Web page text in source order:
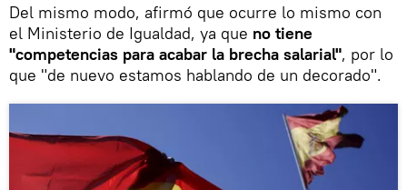
Del mismo modo, afirmó que ocurre lo mismo con
el Ministerio de Igualdad, ya que no tiene
"competencias para acabar la brecha salarial", por lo
que "de nuevo estamos hablando de un decorado".